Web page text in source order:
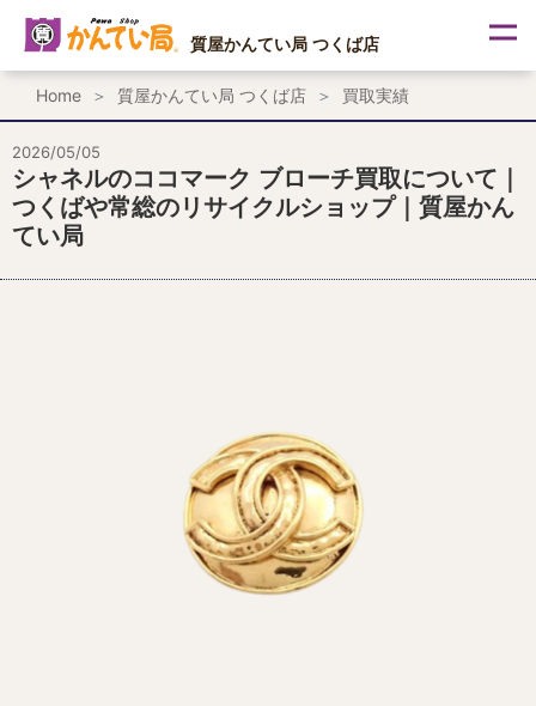
ス
ッ
プ
質屋かんてい局 つくば店
Home 質屋かんてい局 つくば店 買取実績
2026/05/05
シャネルのココマーク ブローチ買取について｜
つくばや常総のリサイクルショップ｜質屋かん
てい局